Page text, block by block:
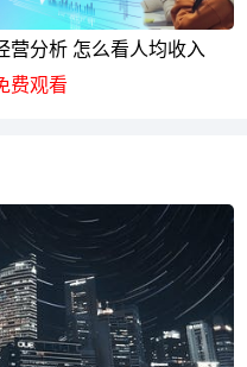
营分析 怎么看人均收入
费观看